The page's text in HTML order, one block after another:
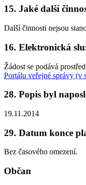
15. Jaké další
Další činnosti nejsou
16. Elektronická
Žádost se podává
Portálu veřejné správy (v
28. Popis byl
19.11.2014
29. Datum konce
Bez časového omezení.
Občan